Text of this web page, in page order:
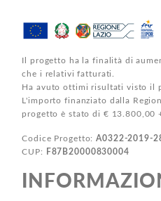
Il progetto ha la finalità di
che i relativi fatturati.
Ha avuto ottimi risultati visto il
L'importo finanziato dalla
progetto è stato di € 13.800,00
Codice Progetto:A0322-2019-
CUP:
F87B20000830004